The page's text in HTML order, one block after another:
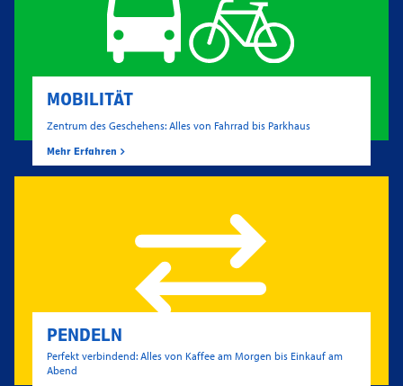
MOBILITÄT
Zentrum des Geschehens: Alles von Fahrrad bis Parkhaus
Mehr Erfahren
PENDELN
Perfekt verbindend: Alles von Kaffee am Morgen bis Einkauf am
Abend